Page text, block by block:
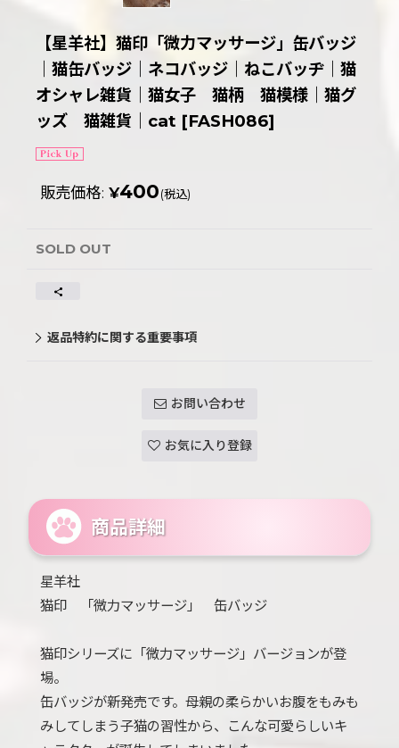
【星羊社】猫印「微力マッサージ」缶バッジ
｜猫缶バッジ｜ネコバッジ｜ねこバッヂ｜猫
オシャレ雑貨｜猫女子 猫柄 猫模様｜猫グ
ッズ 猫雑貨｜cat [FASH086]
販売価格: ¥400(税込)
SOLD OUT
返品特約に関する重要事項
お問い合わせ
お気に入り登録
商品詳細
星羊社
猫印 「微力マッサージ」 缶バッジ
猫印シリーズに「微力マッサージ」バージョンが登
場。
缶バッジが新発売です。母親の柔らかいお腹をもみも
みしてしまう子猫の習性から、こんな可愛らしいキ